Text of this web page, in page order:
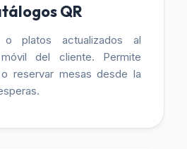
QR
o platos actualizados al
del cliente. Permite
reservar mesas desde la